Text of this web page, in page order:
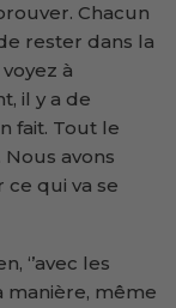
Chacun
rester dans la
à
il y a de
fait. Tout le
avons
ce qui va se
‘’avec les
manière, même